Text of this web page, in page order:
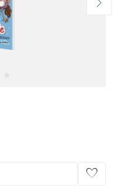
favorite